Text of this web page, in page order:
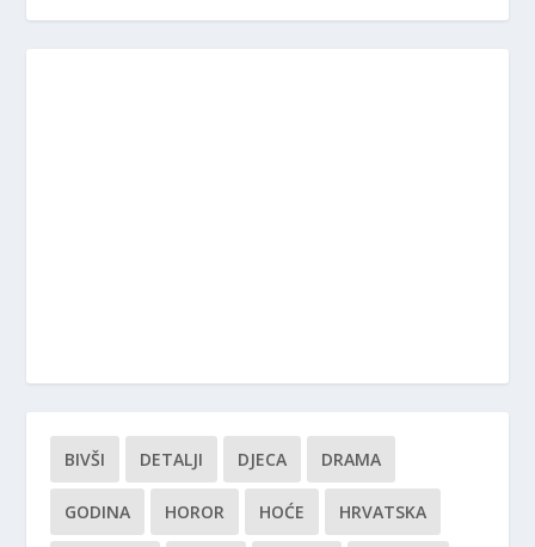
BIVŠI DETALJI DJECA DRAMA
GODINA HOROR HOĆE HRVATSKA